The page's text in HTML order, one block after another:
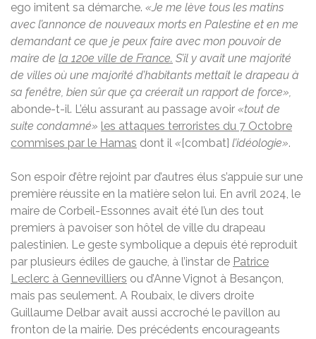
ego imitent sa démarche. «Je me lève tous les matins
avec l’annonce de nouveaux morts en Palestine et en me
demandant ce que je peux faire avec mon pouvoir de
maire de la 120e ville de France. S’il y avait une majorité
de villes où une majorité d’habitants mettait le drapeau à
sa fenêtre, bien sûr que ça créerait un rapport de force»,
abonde-t-il. L’élu assurant au passage avoir «tout de
suite condamné» les attaques terroristes du 7 Octobre
commises par le Hamas dont il «[combat] l’idéologie».
Son espoir d’être rejoint par d’autres élus s’appuie sur une
première réussite en la matière selon lui. En avril 2024, le
maire de Corbeil-Essonnes avait été l’un des tout
premiers à pavoiser son hôtel de ville du drapeau
palestinien. Le geste symbolique a depuis été reproduit
par plusieurs édiles de gauche, à l’instar de Patrice
Leclerc à Gennevilliers ou d’Anne Vignot à Besançon,
mais pas seulement. A Roubaix, le divers droite
Guillaume Delbar avait aussi accroché le pavillon au
fronton de la mairie. Des précédents encourageants